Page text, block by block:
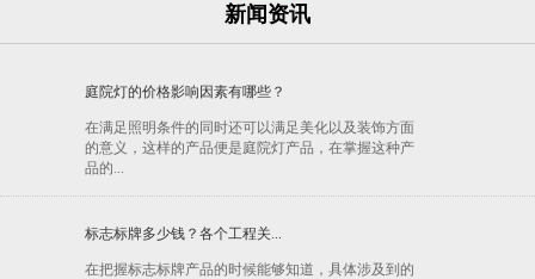
新闻资讯
庭院灯的价格影响因素有哪些？
在满足照明条件的同时还可以满足美化以及装饰方面
的意义，这样的产品便是庭院灯产品，在掌握这种产
品的...
标志标牌多少钱？各个工程关...
在把握标志标牌产品的时候能够知道，具体涉及到的